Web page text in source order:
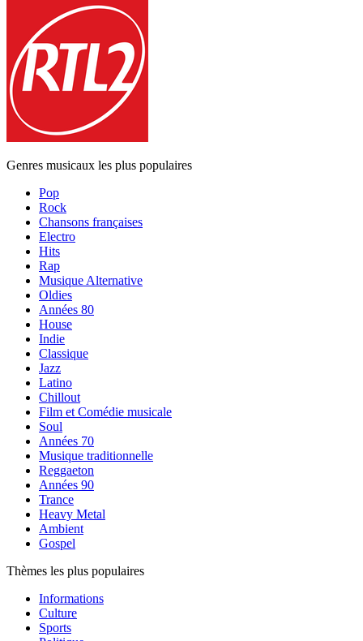
Genres musicaux les plus populaires
Pop
Rock
Chansons françaises
Electro
Hits
Rap
Musique Alternative
Oldies
Années 80
House
Indie
Classique
Jazz
Latino
Chillout
Film et Comédie musicale
Soul
Années 70
Musique traditionnelle
Reggaeton
Années 90
Trance
Heavy Metal
Ambient
Gospel
Thèmes les plus populaires
Informations
Culture
Sports